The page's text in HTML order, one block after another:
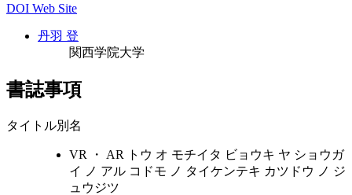
DOI Web Site
丹羽 登
関西学院大学
書誌事項
タイトル別名
VR ・ AR トウ オ モチイタ ビョウキ ヤ ショウガ
イ ノ アル コドモ ノ タイケンテキ カツドウ ノ ジ
ュウジツ